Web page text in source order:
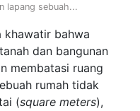
lapang sebuah...
khawatir bahwa
dan bangunan
membatasi ruang
rumah tidak
(square meters),